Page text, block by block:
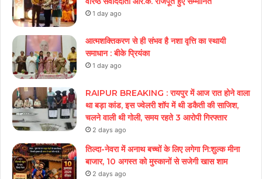
1 day ago
आत्मशक्तिकरण से ही संभव है नशा वृत्ति का स्थायी
समाधान : बीके प्रियंका
1 day ago
RAIPUR BREAKING : रायपुर में आज रात होने वाला
था बड़ा कांड, इस ज्वेलरी शॉप में थी डकैती की साजिश,
चलने वाली थी गोली, समय रहते 3 आरोपी गिरफ्तार
2 days ago
तिल्दा-नेवरा में अनाथ बच्चों के लिए लगेगा नि:शुल्क मीना
बाजार, 10 अगस्त को मुस्कानों से सजेगी खास शाम
2 days ago